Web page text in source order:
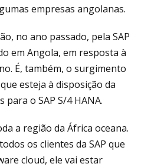
empresas angolanas.
no ano passado, pela SAP
em Angola, em resposta à
É, também, o surgimento
esteja à disposição da
para o SAP S/4 HANA.
a região da África oceana.
os clientes da SAP que
cloud, ele vai estar